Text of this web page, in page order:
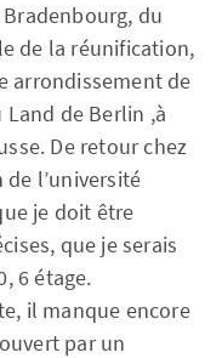
du
de la réunification,
arrondissement de
de Berlin ,à
De retour chez
de l’université
je doit être
que je serais
6 étage.
il manque encore
par un